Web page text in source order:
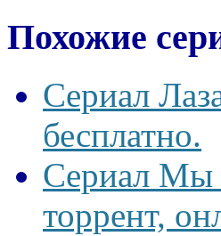
Похожие
Сериал
бесплатно.
Сериал Мы
торрент,